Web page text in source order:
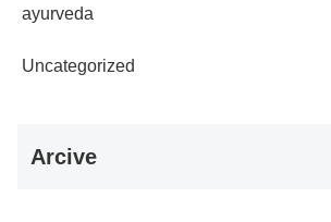
ayurveda
Uncategorized
Arcive